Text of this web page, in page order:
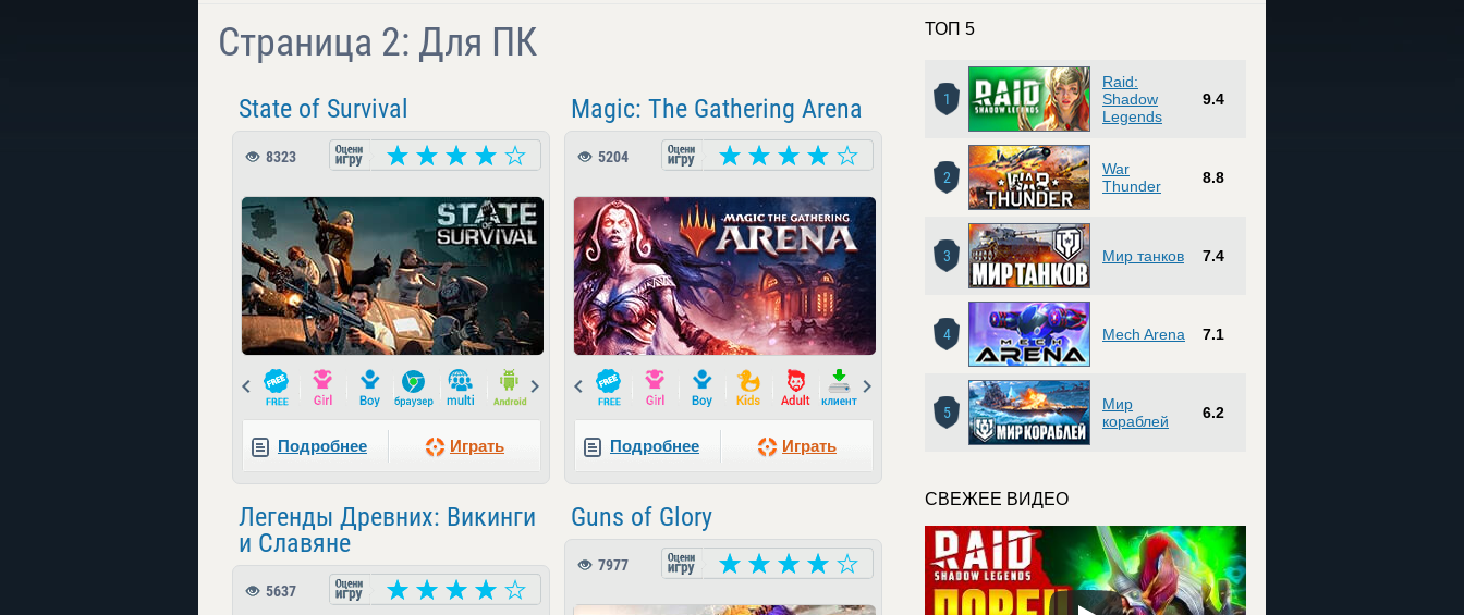
Страница 2: Для ПК
State of Survival
8323
Prev
Подробнее Играть
Magic: The Gathering Arena
5204
Prev
Подробнее Играть
Легенды Древних: Викинги
и Славяне
5637
Guns of Glory
7977
ТОП 5
1
Raid:
Shadow
Legends
9.4
2
War
Thunder
8.8
3 Мир танков 7.4
4 Mech Arena 7.1
5
Мир
кораблей
6.2
СВЕЖЕЕ ВИДЕО